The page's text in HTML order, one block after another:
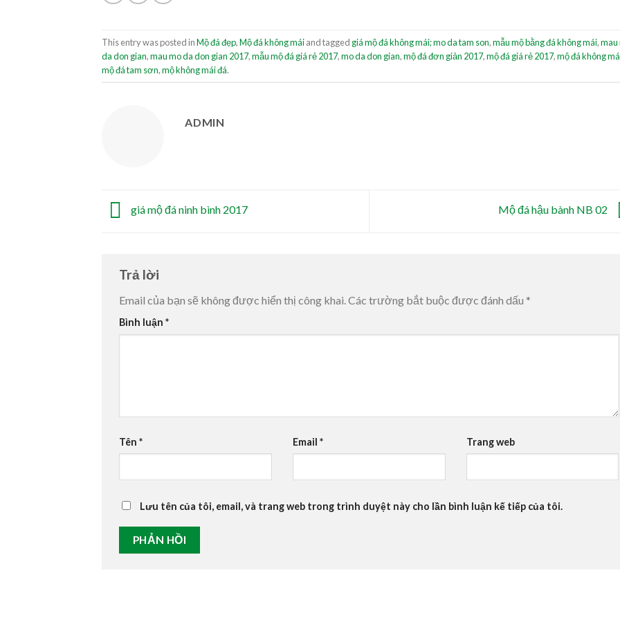
This entry was posted inMộ đá đẹp,Mộ đá không máiand tagged giá mộ đá không mái; mo da tam son,mẫu mộ bằng đá không mái,mau
da don gian,mau mo da don gian 2017,mẫu mộ đá giá rẻ 2017,mo da don gian,mộ đá đơn giản 2017,mộ đá giá rẻ 2017,mộ đá không
mộ đá tam sơn,mộ không mái đá.
ADMIN
giá mộ đá ninh bình 2017 Mộ đá hậu bành NB 02
Trả lời
Email của bạn sẽ không được hiển thị công khai.Các trường bắt buộc được đánh dấu *
Bình luận *
Tên * Email * Trang web
Lưu tên của tôi, email, và trang web trong trình duyệt này cho lần bình luận kế tiếp của tôi.